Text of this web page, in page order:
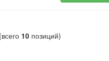
(всего 10 позиций)